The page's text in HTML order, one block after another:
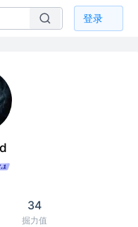
登录
34
掘力值